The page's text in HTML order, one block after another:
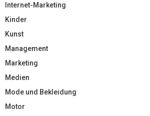
Internet-Marketing
Kinder
Kunst
Management
Marketing
Medien
Mode und Bekleidung
Motor